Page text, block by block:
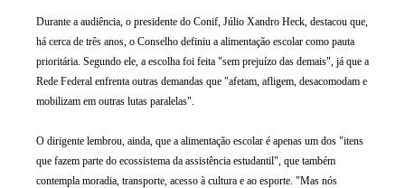
Durante a audiência, o presidente do Conif, Júlio Xandro Heck, destacou que,
há cerca de três anos, o Conselho definiu a alimentação escolar como pauta
prioritária. Segundo ele, a escolha foi feita "sem prejuízo das demais", já que a
Rede Federal enfrenta outras demandas que "afetam, afligem, desacomodam e
mobilizam em outras lutas paralelas".
O dirigente lembrou, ainda, que a alimentação escolar é apenas um dos "itens
que fazem parte do ecossistema da assistência estudantil", que também
contempla moradia, transporte, acesso à cultura e ao esporte. "Mas nós